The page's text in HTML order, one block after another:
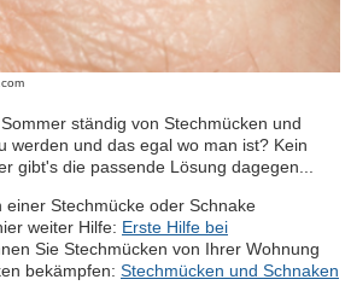
ständig von Stechmücken und
werden und das egal wo man ist? Kein
gibt's die passende Lösung dagegen...
einer Stechmücke oder Schnake
weiter Hilfe: Erste Hilfe bei
Sie Stechmücken von Ihrer Wohnung
bekämpfen: Stechmücken und Schnaken